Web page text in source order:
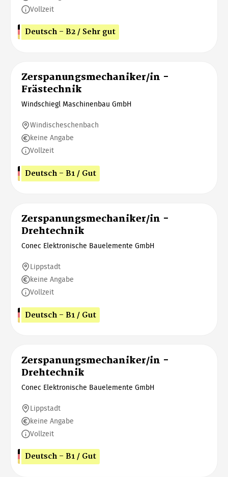
Vollzeit
Deutsch - B2 / Sehr gut
Zerspanungsmechaniker/in -
Frästechnik
Windschiegl Maschinenbau GmbH
Windischeschenbach
keine Angabe
Vollzeit
Deutsch - B1 / Gut
Zerspanungsmechaniker/in -
Drehtechnik
Conec Elektronische Bauelemente GmbH
Lippstadt
keine Angabe
Vollzeit
Deutsch - B1 / Gut
Zerspanungsmechaniker/in -
Drehtechnik
Conec Elektronische Bauelemente GmbH
Lippstadt
keine Angabe
Vollzeit
Deutsch - B1 / Gut